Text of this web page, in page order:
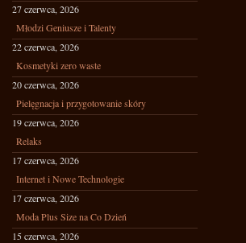
27 czerwca, 2026
Młodzi Geniusze i Talenty
22 czerwca, 2026
Kosmetyki zero waste
20 czerwca, 2026
Pielęgnacja i przygotowanie skóry
19 czerwca, 2026
Relaks
17 czerwca, 2026
Internet i Nowe Technologie
17 czerwca, 2026
Moda Plus Size na Co Dzień
15 czerwca, 2026